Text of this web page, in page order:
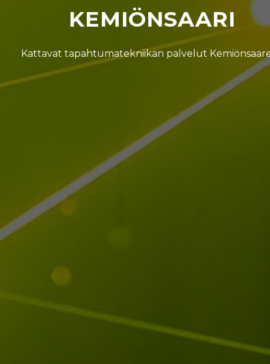
KEMIÖNSAARI
Kattavat tapahtumatekniikan palvelut